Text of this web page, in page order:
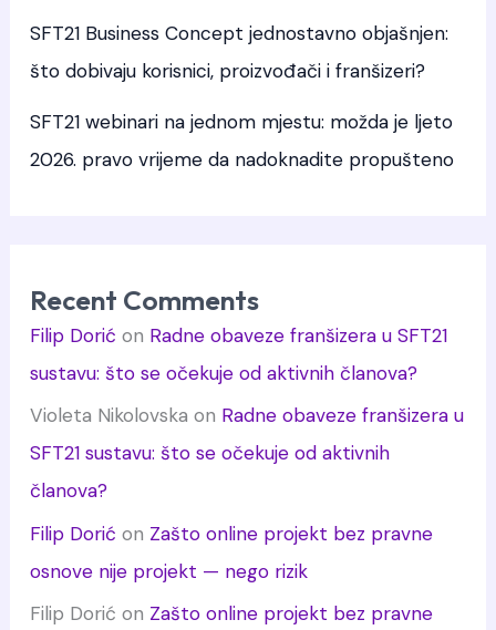
SFT21 Business Concept jednostavno objašnjen:
što dobivaju korisnici, proizvođači i franšizeri?
SFT21 webinari na jednom mjestu: možda je ljeto
2026. pravo vrijeme da nadoknadite propušteno
Recent Comments
Filip Dorić on Radne obaveze franšizera u SFT21
sustavu: što se očekuje od aktivnih članova?
Violeta Nikolovska on Radne obaveze franšizera u
SFT21 sustavu: što se očekuje od aktivnih
članova?
Filip Dorić on Zašto online projekt bez pravne
osnove nije projekt — nego rizik
Filip Dorić on Zašto online projekt bez pravne